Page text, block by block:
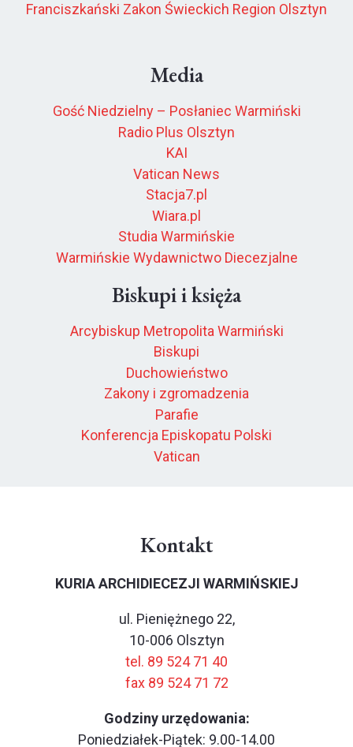
Franciszkański Zakon Świeckich Region Olsztyn
Media
Gość Niedzielny – Posłaniec Warmiński
Radio Plus Olsztyn
KAI
Vatican News
Stacja7.pl
Wiara.pl
Studia Warmińskie
Warmińskie Wydawnictwo Diecezjalne
Biskupi i księża
Arcybiskup Metropolita Warmiński
Biskupi
Duchowieństwo
Zakony i zgromadzenia
Parafie
Konferencja Episkopatu Polski
Vatican
Kontakt
KURIA ARCHIDIECEZJI WARMIŃSKIEJ
ul. Pieniężnego 22,
10-006 Olsztyn
tel. 89 524 71 40
fax 89 524 71 72
Godziny urzędowania:
Poniedziałek-Piątek: 9.00-14.00